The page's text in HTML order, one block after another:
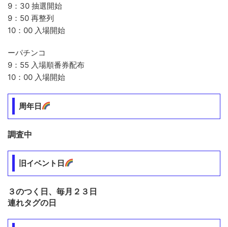
9：30 抽選開始
9：50 再整列
10：00 入場開始
ーパチンコ
9：55 入場順番券配布
10：00 入場開始
周年日
調査中
旧イベント日
３のつく日、毎月２３日
連れタグの日